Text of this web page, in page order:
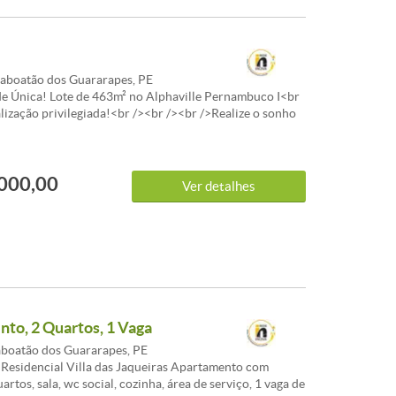
dos Guararapes, PE
Única! Lote de 463m² no Alphaville Pernambuco I<br
privilegiada!<br /><br /><br />Realize o sonho
/>Lote espaçoso de 463m², no prestigiado
de vida.<br /><br /><br /> Topografia favorável
/><br /> Condomínio de alto padrão com
Ver detalhes
2 Quartos, 1 Vaga
dos Guararapes, PE
Villa das Jaqueiras Apartamento com
sala, wc social, cozinha, área de serviço, 1 vaga de